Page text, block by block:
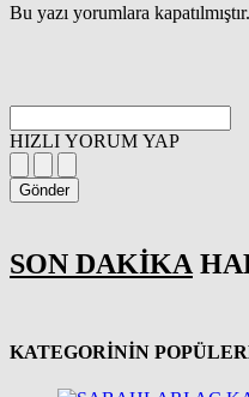
Bu yazı yorumlara kapatılmıştır.
HIZLI YORUM YAP
Gönder
SON DAKİKA
KATEGORİNİN